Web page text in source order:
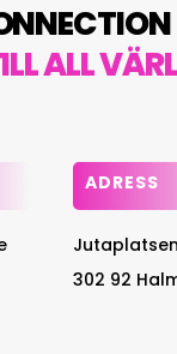
ALL
ADRESS
302 92